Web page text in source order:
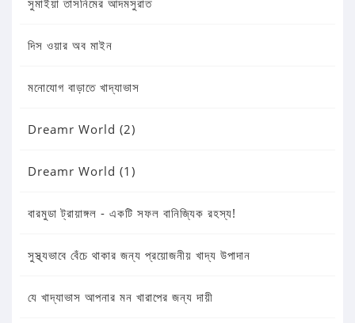
সুমাইয়া তাসনিমের আদমসুরাত
দিস ওয়ার অব মাইন
মনোযোগ বাড়াতে খাদ্যাভাস
Dreamr World (2)
Dreamr World (1)
বারমুডা ট্রায়াঙ্গল - একটি সফল বানিজ্যিক রহস্য!
সুস্থ্যভাবে বেঁচে থাকার জন্য প্রয়োজনীয় খাদ্য উপাদান
যে খাদ্যাভাস আপনার মন খারাপের জন্য দায়ী